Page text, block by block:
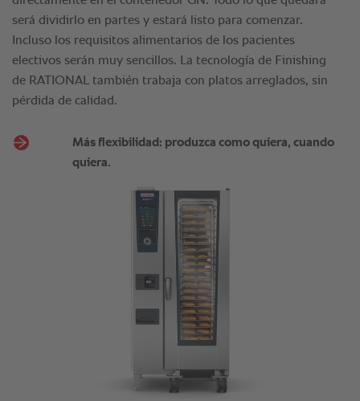
será dividirlo en partes y estará listo para comenzar.
Incluso los requisitos alimentarios de los pacientes
electivos serán muy sencillos. La tecnología de Finishing
de RATIONAL también trabaja con platos arreglados, sin
pérdida de calidad.
Más flexibilidad: produzca como quiera, cuando
quiera.